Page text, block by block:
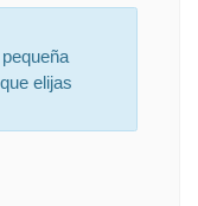
elijas